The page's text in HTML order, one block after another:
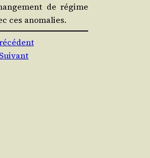
de régime
ces anomalies.
Suivant